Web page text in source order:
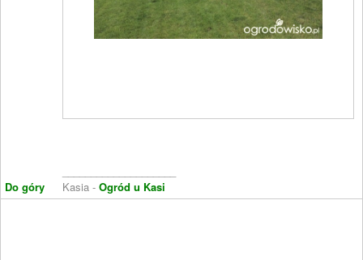
Do góry
Kasia - Ogród u Kasi